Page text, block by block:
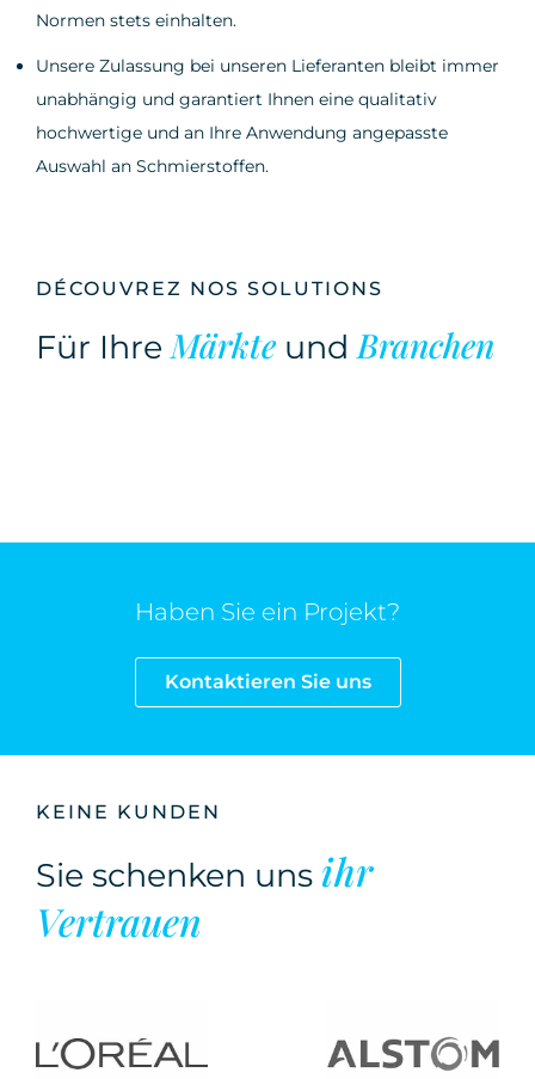
Normen stets einhalten.
Unsere Zulassung bei unseren Lieferanten bleibt immer
unabhängig und garantiert Ihnen eine qualitativ
hochwertige und an Ihre Anwendung angepasste
Auswahl an Schmierstoffen.
DÉCOUVREZ NOS SOLUTIONS
Für IhreMärkte undBranchen
Haben Sie ein Projekt?
Kontaktieren Sie uns
KEINE KUNDEN
Sie schenken uns ihr
Vertrauen